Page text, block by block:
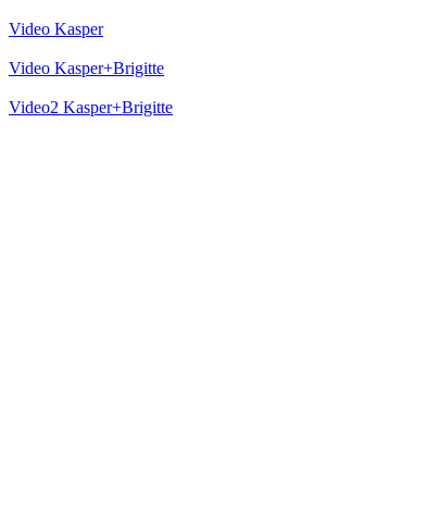
Video Kasper
Video Kasper+Brigitte
Video2 Kasper+Brigitte